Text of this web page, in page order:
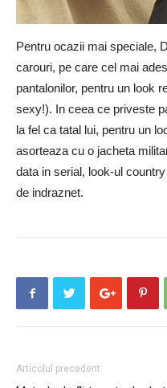
Pentru ocazii mai speciale,
carouri, pe care cel mai
pantalonilor, pentru un look
sexy!). In ceea ce priveste
la fel ca tatal lui, pentru un
asorteaza cu o jacheta
data in serial, look-ul
de indraznet.
Articolul precedent